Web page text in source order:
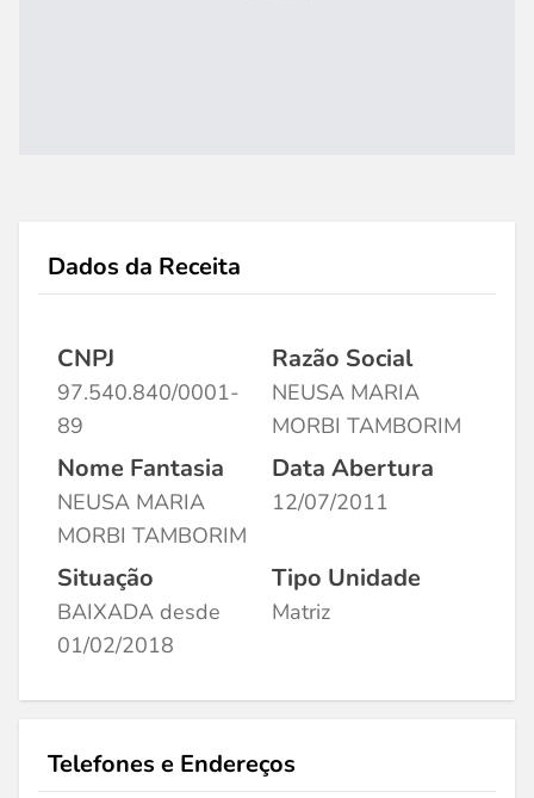
Dados da Receita
CNPJ
97.540.840/0001-
89
Razão Social
NEUSA MARIA
MORBI TAMBORIM
Nome Fantasia
NEUSA MARIA
MORBI TAMBORIM
Data Abertura
12/07/2011
Situação
BAIXADA desde
01/02/2018
Tipo Unidade
Matriz
Telefones e Endereços